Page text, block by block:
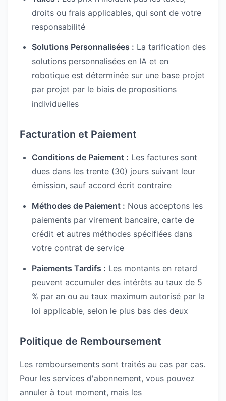
droits ou frais applicables, qui sont de votre
responsabilité
Solutions Personnalisées : La tarification des
solutions personnalisées en IA et en
robotique est déterminée sur une base projet
par projet par le biais de propositions
individuelles
Facturation et Paiement
Conditions de Paiement : Les factures sont
dues dans les trente (30) jours suivant leur
émission, sauf accord écrit contraire
Méthodes de Paiement : Nous acceptons les
paiements par virement bancaire, carte de
crédit et autres méthodes spécifiées dans
votre contrat de service
Paiements Tardifs : Les montants en retard
peuvent accumuler des intérêts au taux de 5
% par an ou au taux maximum autorisé par la
loi applicable, selon le plus bas des deux
Politique de Remboursement
Les remboursements sont traités au cas par cas.
Pour les services d'abonnement, vous pouvez
annuler à tout moment, mais les